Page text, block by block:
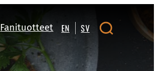
Fanituotteet EN SV